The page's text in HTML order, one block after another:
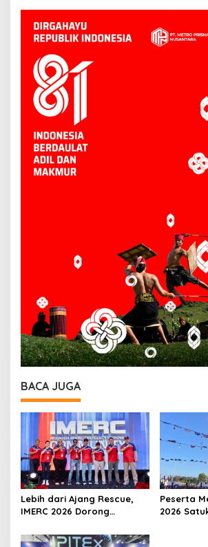
BACA JUGA
Lebih dari Ajang Rescue,
IMERC 2026 Dorong
Kompeten untuk Indonesia
Peserta
2026